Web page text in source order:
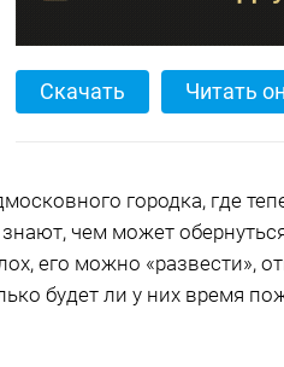
Скачать Читать
городка, где
чем может
его можно «развести»,
будет ли у них время